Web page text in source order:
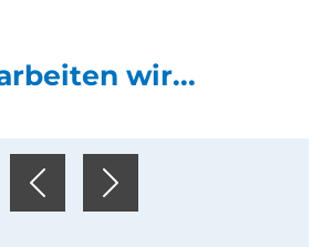
PreviousNext
wir...